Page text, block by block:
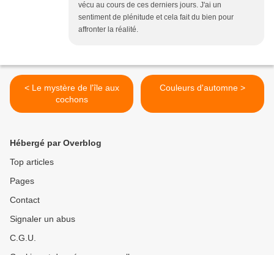
vécu au cours de ces derniers jours. J'ai un
sentiment de plénitude et cela fait du bien pour
affronter la réalité.
< Le mystère de l'île aux
cochons
Couleurs d'automne >
Hébergé par Overblog
Top articles
Pages
Contact
Signaler un abus
C.G.U.